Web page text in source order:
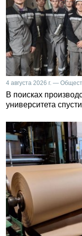
4 августа 2026 г. —
В поисках
университета